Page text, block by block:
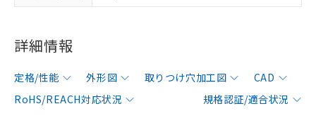
詳細情報
定格/性能 外形図 取りつけ穴加工図
CAD
RoHS/REACH対応状況
規格認証/適合状況